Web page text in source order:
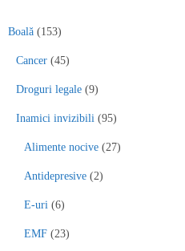
Boală (153)
Cancer (45)
Droguri legale (9)
Inamici invizibili (95)
Alimente nocive (27)
Antidepresive (2)
E-uri (6)
EMF (23)